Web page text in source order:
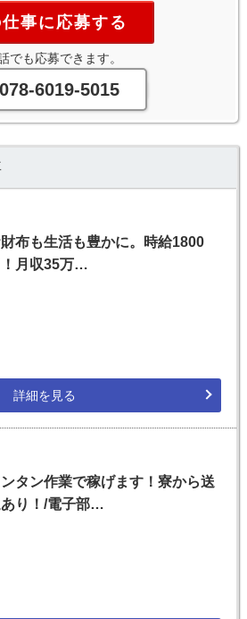
事に応募する
でも応募できます。
6019-5015
布も生活も豊かに。時給1800
！月収35万…
詳細を見る
ンタン作業で稼げます！寮から送
り！/電子部…